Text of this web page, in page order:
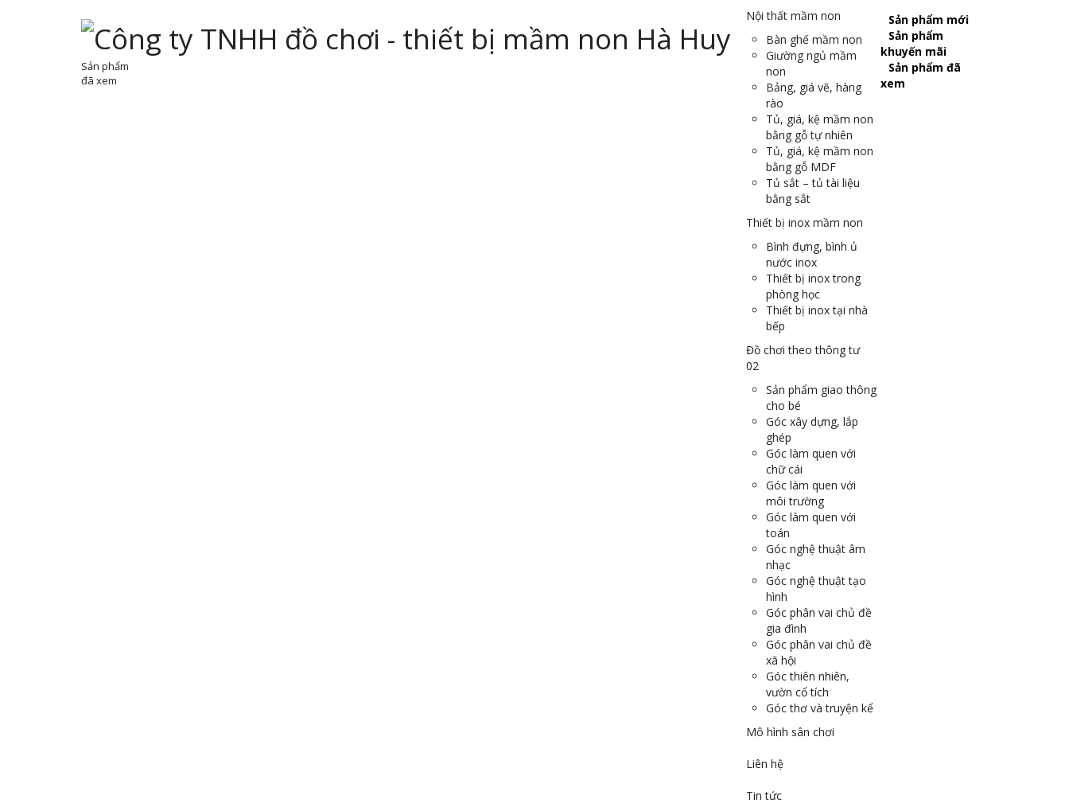
Sản phẩm
đã xem
Nội thất mầm non
Bàn ghế mầm non
Giường ngủ mầm
non
Bảng, giá vẽ, hàng
rào
Tủ, giá, kệ mầm non
bằng gỗ tự nhiên
Tủ, giá, kệ mầm non
bằng gỗ MDF
Tủ sắt – tủ tài liệu
bằng sắt
Thiết bị inox mầm non
Bình đựng, bình ủ
nước inox
Thiết bị inox trong
phòng học
Thiết bị inox tại nhà
bếp
Đồ chơi theo thông tư
02
Sản phẩm giao thông
cho bé
Góc xây dựng, lắp
ghép
Góc làm quen với
chữ cái
Góc làm quen với
môi trường
Góc làm quen với
toán
Góc nghệ thuật âm
nhạc
Góc nghệ thuật tạo
hình
Góc phân vai chủ đề
gia đình
Góc phân vai chủ đề
xã hội
Góc thiên nhiên,
vườn cổ tích
Góc thơ và truyện kể
Mô hình sân chơi
Liên hệ
Tin tức
Sản phẩm mới
Sản phẩm
khuyến mãi
Sản phẩm đã
xem